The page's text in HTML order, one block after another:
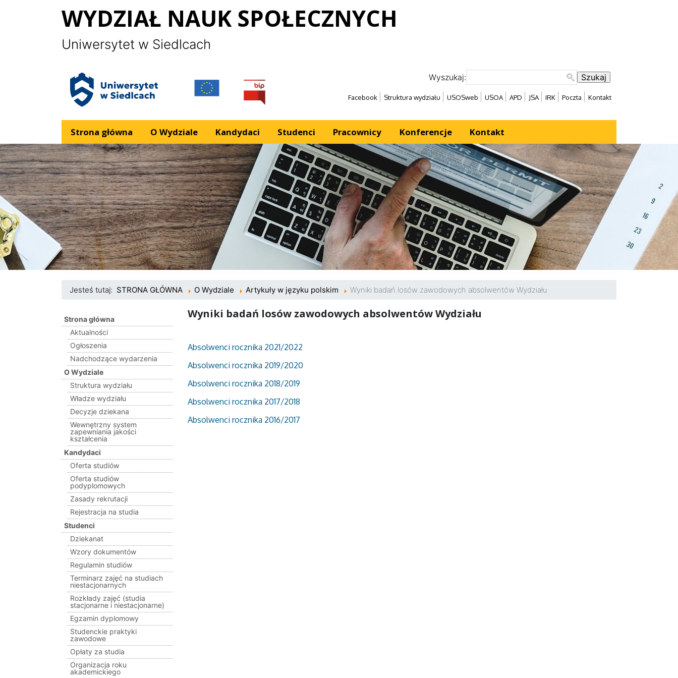
WYDZIAŁ NAUK SPOŁECZNYCH
Uniwersytet w Siedlcach
Wyszukaj:
Facebook Struktura wydziału USOSweb USOA APD JSA IRK Poczta Kontakt
Erasmus
Strona główna O Wydziale Kandydaci Studenci Pracownicy Konferencje Kontakt
Jesteś tutaj: STRONA GŁÓWNA O Wydziale Artykuły w języku polskim Wyniki badań losów zawodowych absolwentów Wydziału
Strona główna
Aktualności
Ogłoszenia
Nadchodzące wydarzenia
O Wydziale
Struktura wydziału
Władze wydziału
Decyzje dziekana
Wewnętrzny system
zapewniania jakości
kształcenia
Kandydaci
Oferta studiów
Oferta studiów
podyplomowych
Zasady rekrutacji
Rejestracja na studia
Studenci
Dziekanat
Wzory dokumentów
Regulamin studiów
Terminarz zajęć na studiach
niestacjonarnych
Rozkłady zajęć (studia
stacjonarne i niestacjonarne)
Egzamin dyplomowy
Studenckie praktyki
zawodowe
Opłaty za studia
Organizacja roku
akademickiego
Wyniki badań losów zawodowych absolwentów Wydziału
Absolwenci rocznika 2021/2022
Absolwenci rocznika 2019/2020
Absolwenci rocznika 2018/2019
Absolwenci rocznika 2017/2018
Absolwenci rocznika 2016/2017